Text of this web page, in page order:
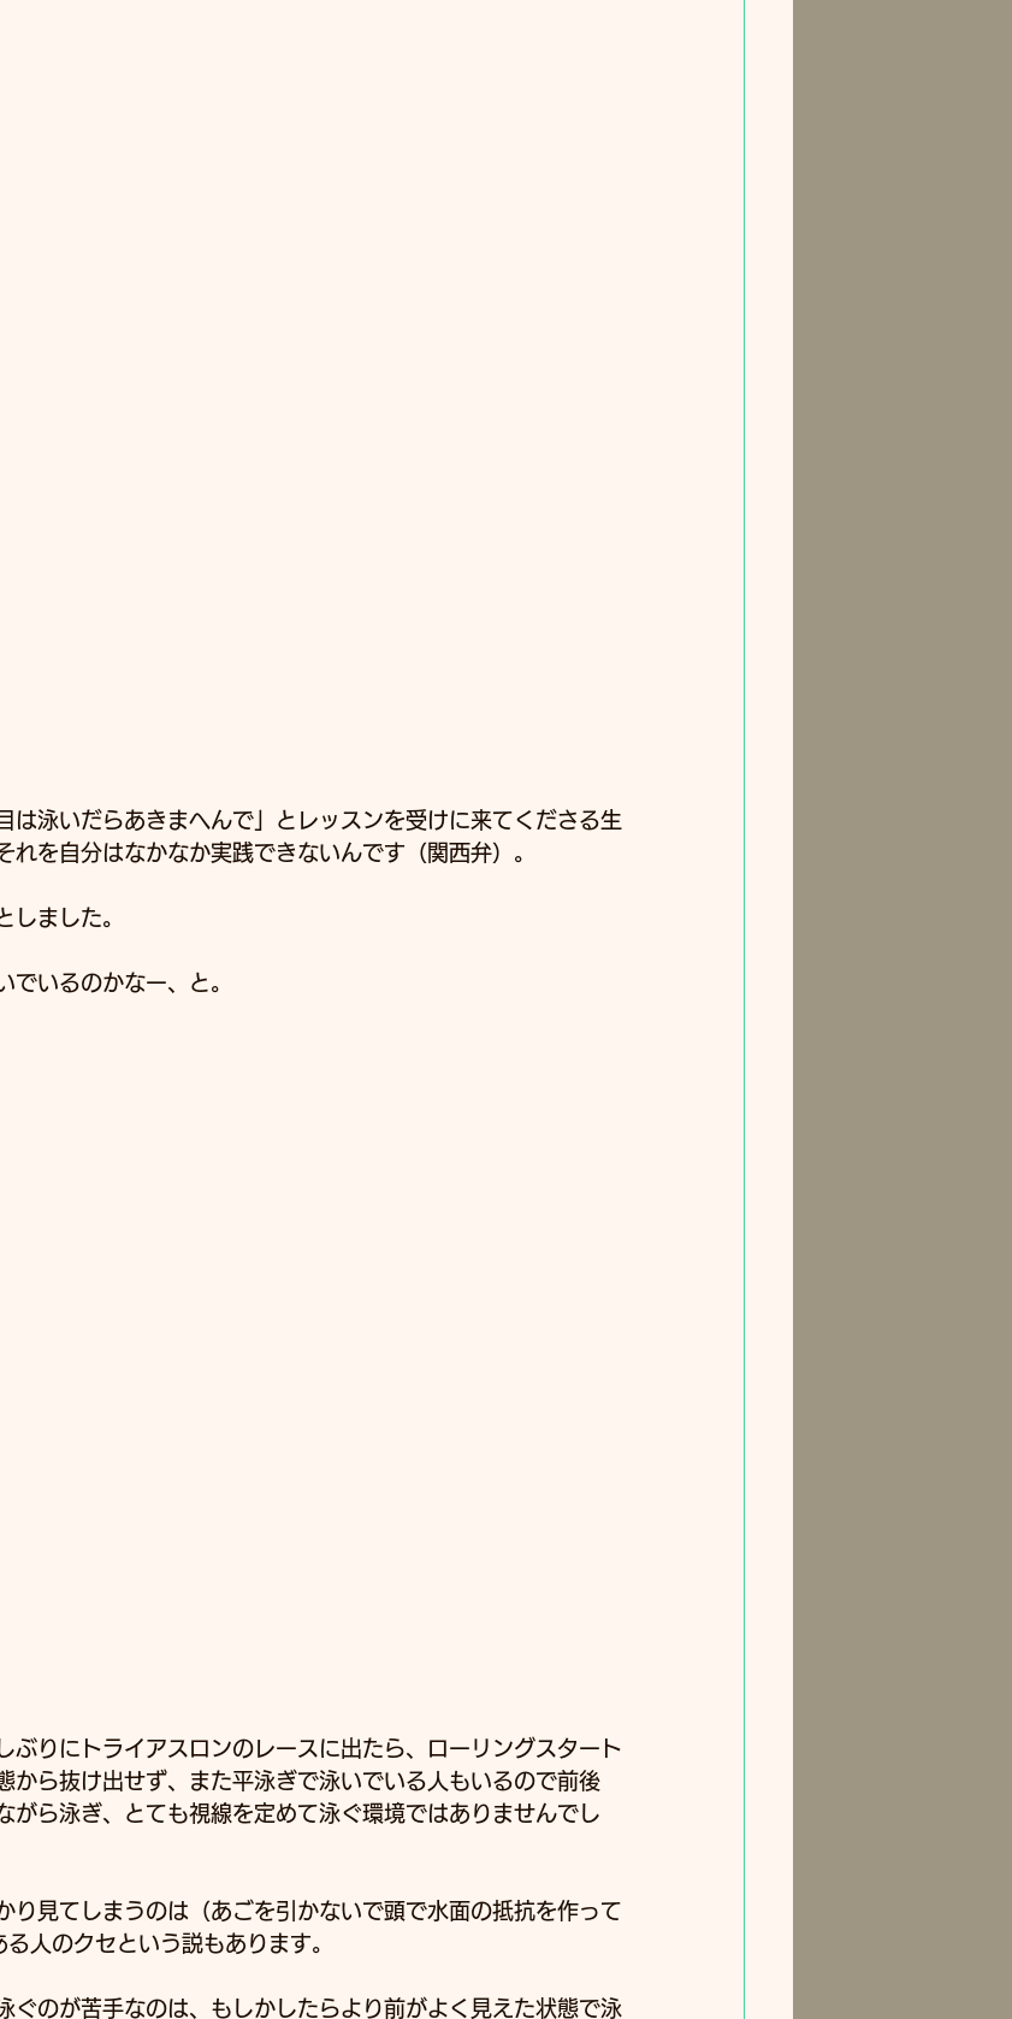
は泳いだらあきまへんで」とレッスンを受けに来てくださる生
れを自分はなかなか実践できないんです（関西弁）。
しました。
でいるのかなー、と。
ぶりにトライアスロンのレースに出たら、ローリングスタート
から抜け出せず、また平泳ぎで泳いでいる人もいるので前後
がら泳ぎ、とても視線を定めて泳ぐ環境ではありませんでし
り見てしまうのは（あごを引かないで頭で水面の抵抗を作って
人のクセという説もあります。
ぐのが苦手なのは、もしかしたらより前がよく見えた状態で泳